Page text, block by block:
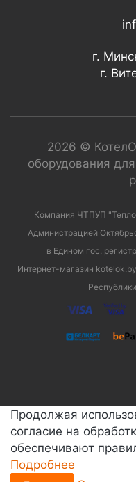
г.
г.
2026 ©
оборудования
Компания ЧТПУП
Администрацией
в Едином гос.
Интернет-магазин
Продолжая
согласие на
обеспечивают
Подробнее